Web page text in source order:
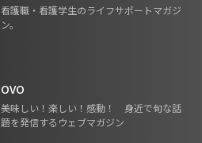
看護職・看護学生のライフサポートマガジ
ン。
OVO
美味しい！楽しい！感動！ 身近で旬な話
題を発信するウェブマガジン